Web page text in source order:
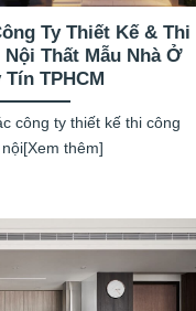
Ty Thiết Kế & Thi
Thất Mẫu Nhà Ở
TPHCM
công ty thiết kế thi công
thêm]